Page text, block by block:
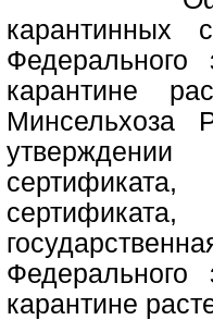
карантинных
карантине
карантине